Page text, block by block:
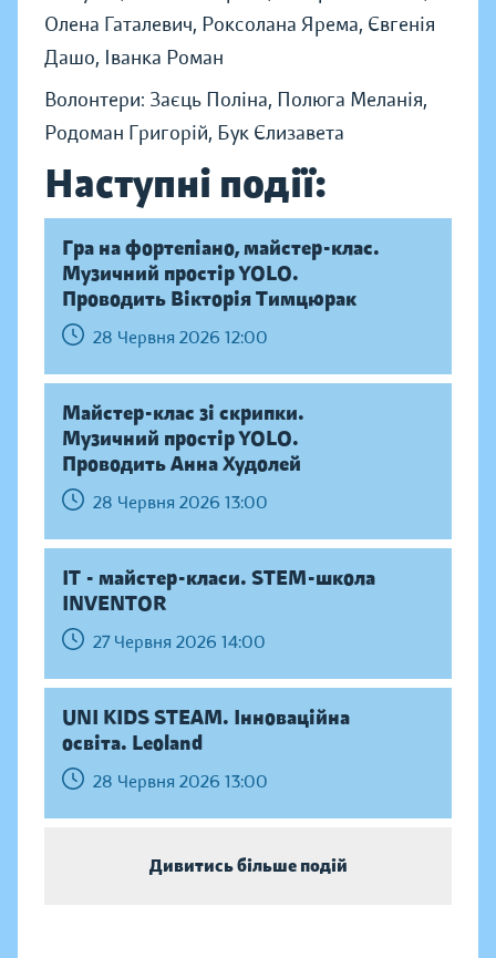
Олена Гаталевич, Роксолана Ярема, Євгенія
Дашо, Іванка Роман
Волонтери: Заєць Поліна, Полюга Меланія,
Родоман Григорій, Бук Єлизавета
Наступні події:
Гра на фортепіано, майстер-клас.
Музичний простір YOLO.
Проводить Вікторія Тимцюрак
28 Червня 2026 12:00
Майстер-клас зі скрипки.
Музичний простір YOLO.
Проводить Анна Худолей
28 Червня 2026 13:00
IT - майстер-класи. STEM-школа
INVENTOR
27 Червня 2026 14:00
UNI KIDS STEAM. Інноваційна
освіта. Leoland
28 Червня 2026 13:00
Дивитись більше подій